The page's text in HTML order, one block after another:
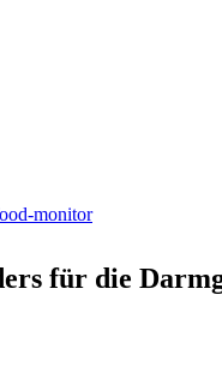
monitor
für die